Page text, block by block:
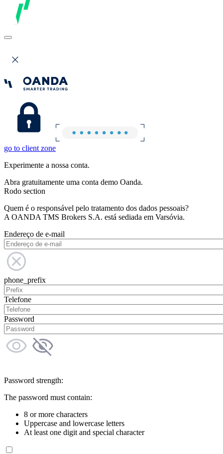
go to client zone
Experimente a nossa conta.
Abra gratuitamente uma conta demo Oanda.
Rodo section
Quem é o responsável pelo tratamento dos dados pessoais?
A OANDA TMS Brokers S.A. está sediada em Varsóvia.
Endereço de e-mail
phone_prefix
Telefone
Password
Password strength:
The password must contain:
8 or more characters
Uppercase and lowercase letters
At least one digit and special character